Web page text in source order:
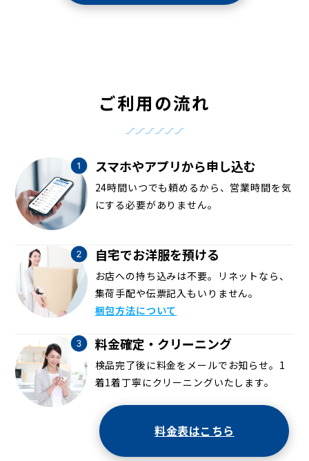
ご利用の流れ
スマホやアプリから申し込む
24時間いつでも頼めるから、営業時間を気
にする必要がありません。
自宅でお洋服を預ける
お店への持ち込みは不要。リネットなら、
集荷手配や伝票記入もいりません。
梱包方法について
料金確定・クリーニング
検品完了後に料金をメールでお知らせ。1
着1着丁寧にクリーニングいたします。
料金表はこちら